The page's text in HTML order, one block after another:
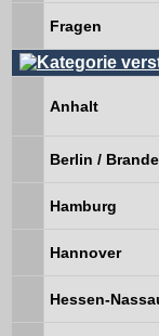
Fragen
Anhalt
Berlin /
Hamburg
Hannover
Hessen-